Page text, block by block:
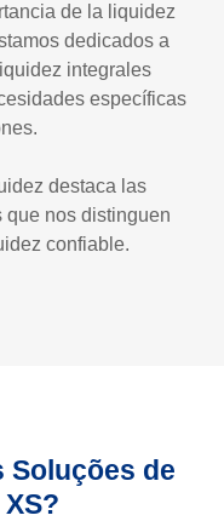
de la liquidez
dedicados a
integrales
específicas
destaca las
que nos distinguen
confiable.
Soluções de